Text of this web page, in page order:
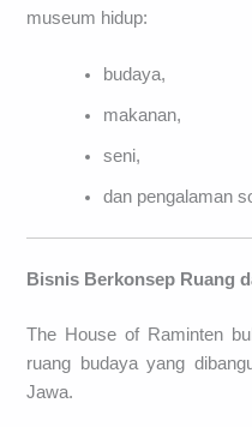
museum hidup:
budaya,
makanan,
seni,
dan pengalaman
Bisnis Berkonsep Ruang
The House of Raminten
ruang budaya yang
Jawa.